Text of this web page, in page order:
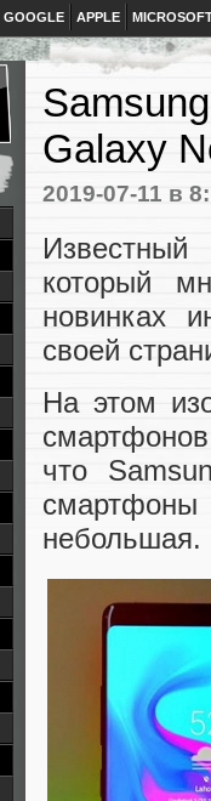
GOOGLE APPLE
Galaxy
2019-07-11 в
который
новинках
своей
На этом
что
смартфоны
небольшая.